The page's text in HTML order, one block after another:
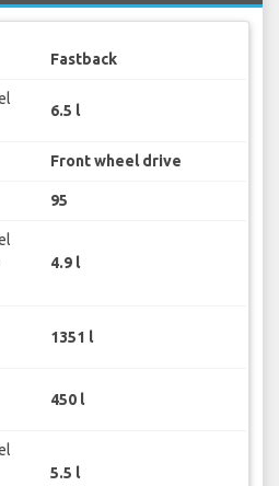
Fastback
6.5 l
Front wheel drive
95
4.9 l
1351 l
450 l
5.5 l